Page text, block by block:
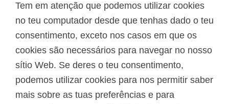
Tem em atenção que podemos utilizar cookies
no teu computador desde que tenhas dado o teu
consentimento, exceto nos casos em que os
cookies são necessários para navegar no nosso
sítio Web. Se deres o teu consentimento,
podemos utilizar cookies para nos permitir saber
mais sobre as tuas preferências e para